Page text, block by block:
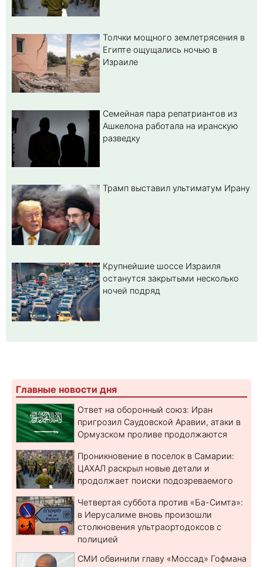
Толчки мощного землетрясения в
Египте ощущались ночью в
Израиле
Семейная пара репатриантов из
Ашкелона работала на иранскую
разведку
Трамп выставил ультиматум Ирану
Крупнейшие шоссе Израиля
останутся закрытыми несколько
ночей подряд
Главные новости дня
Ответ на оборонный союз: Иран
пригрозил Саудовской Аравии, атаки в
Ормузском проливе продолжаются
Проникновение в поселок в Самарии:
ЦАХАЛ раскрыл новые детали и
продолжает поиски подозреваемого
Четвертая суббота против «Ба-Симта»:
в Иерусалиме вновь произошли
столкновения ультраортодоксов с
полицией
СМИ обвинили главу «Моссад» Гофмана